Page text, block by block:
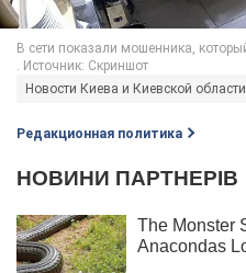
Новости Киева и Киевской области
Редакционная политика